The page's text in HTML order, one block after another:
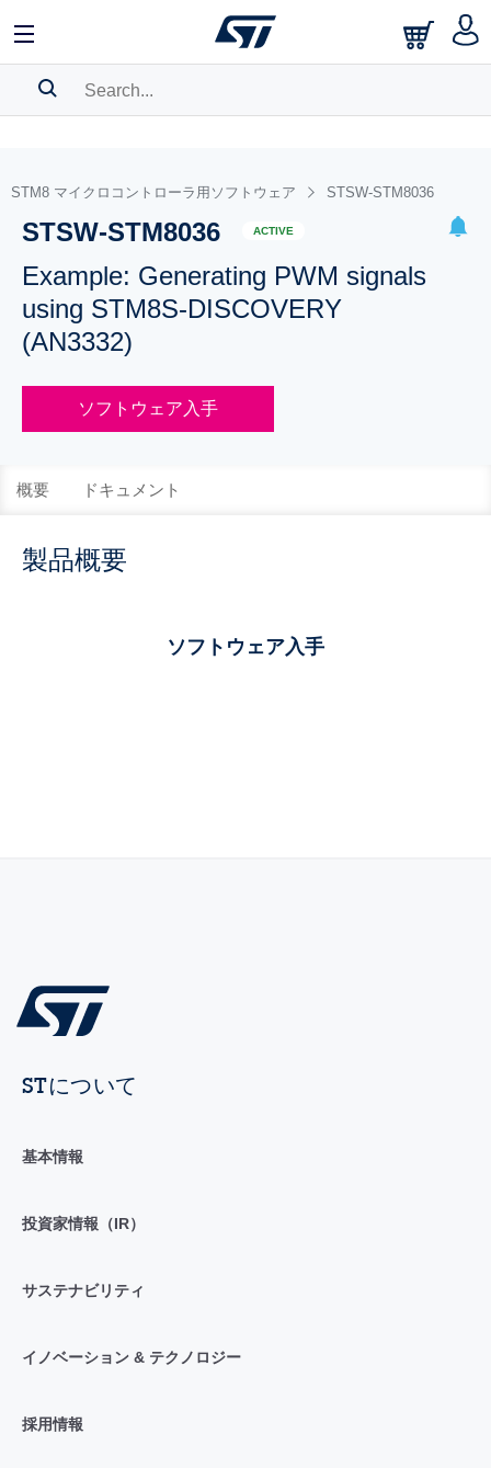
BOOKMARK
Pleaselog into show your saved searches.
STM8 マイクロコントローラ用ソフトウェア STSW-STM8036
STSW-STM8036 ACTIVE
Example: Generating PWM signals
using STM8S-DISCOVERY
(AN3332)
ソフトウェア入手
概要 ドキュメント
製品概要
ソフトウェア入手
STについて
基本情報
投資家情報（IR）
サステナビリティ
イノベーション & テクノロジー
採用情報